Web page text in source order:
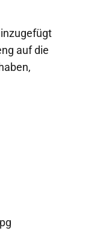
auf die